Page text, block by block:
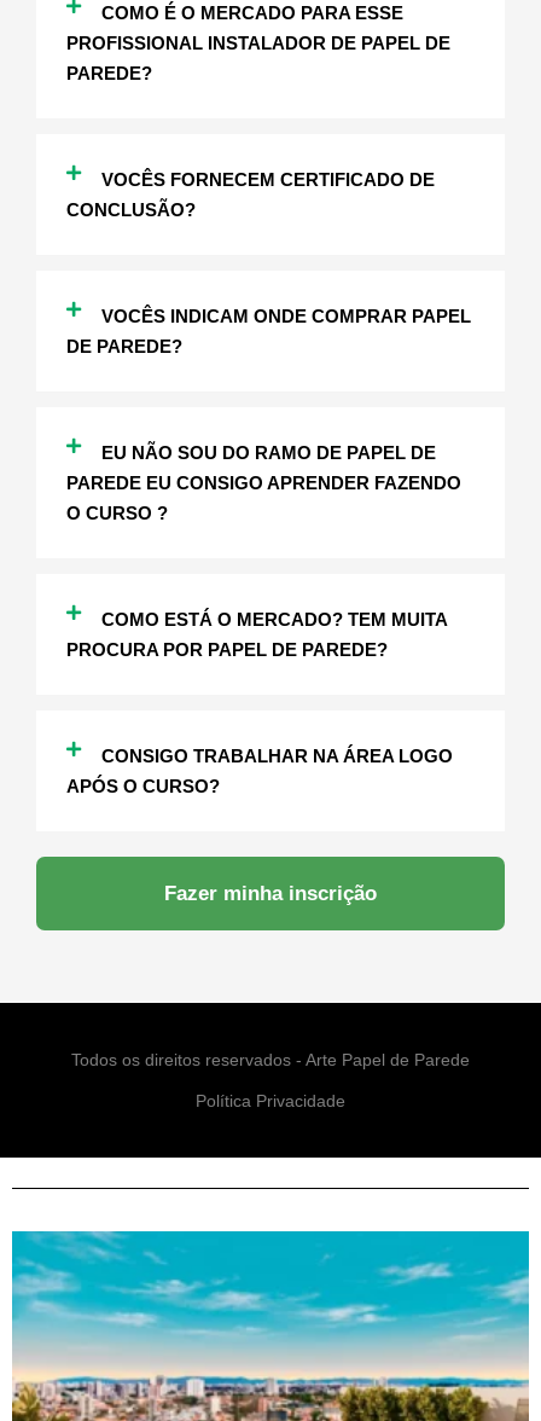
COMO É O MERCADO PARA ESSE
PROFISSIONAL INSTALADOR DE PAPEL DE
PAREDE?
VOCÊS FORNECEM CERTIFICADO DE
CONCLUSÃO?
VOCÊS INDICAM ONDE COMPRAR PAPEL
DE PAREDE?
EU NÃO SOU DO RAMO DE PAPEL DE
PAREDE EU CONSIGO APRENDER FAZENDO
O CURSO ?
COMO ESTÁ O MERCADO? TEM MUITA
PROCURA POR PAPEL DE PAREDE?
CONSIGO TRABALHAR NA ÁREA LOGO
APÓS O CURSO?
Fazer minha inscrição
Todos os direitos reservados - Arte Papel de Parede
Política Privacidade